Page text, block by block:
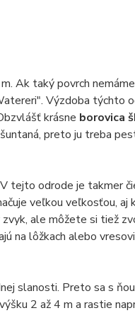
Ak taký povrch
Výzdoba týchto
krásne borovica
preto ju treba
tejto odrode je takmer
veľkou veľkosťou, aj
ale môžete si tiež
na lôžkach alebo
slanosti. Preto sa s
2 až 4 m a rastie